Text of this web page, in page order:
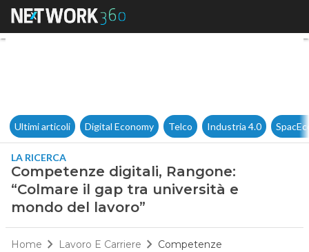
Competenze digitali,
Ultimi articoli Digital Economy Telco Industria 4.0
LA RICERCA
Competenze digitali, Rangone:
“Colmare il gap tra università e
mondo del lavoro”
Home Lavoro E Carriere Competenze